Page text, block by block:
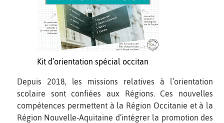
Kit d’orientation spécial occitan
Depuis 2018, les missions relatives à l’orientation
scolaire sont confiées aux Régions. Ces nouvelles
compétences permettent à la Région Occitanie et à la
Région Nouvelle-Aquitaine d’intégrer la promotion des